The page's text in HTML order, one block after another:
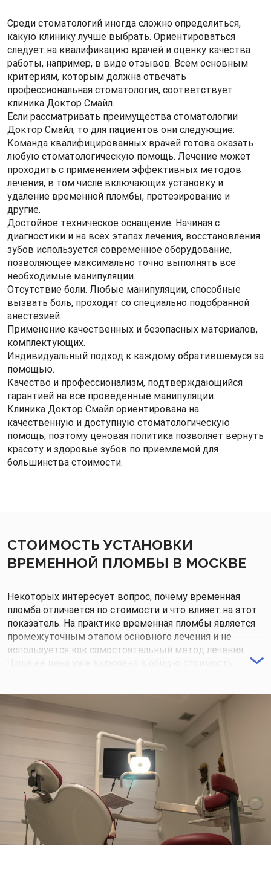
Среди стоматологий иногда сложно определиться,
какую клинику лучше выбрать. Ориентироваться
следует на квалификацию врачей и оценку качества
работы, например, в виде отзывов. Всем основным
критериям, которым должна отвечать
профессиональная стоматология, соответствует
клиника Доктор Смайл.
Если рассматривать преимущества стоматологии
Доктор Смайл, то для пациентов они следующие:
Команда квалифицированных врачей готова оказать
любую стоматологическую помощь. Лечение может
проходить с применением эффективных методов
лечения, в том числе включающих установку и
удаление временной пломбы, протезирование и
другие.
Достойное техническое оснащение. Начиная с
диагностики и на всех этапах лечения, восстановления
зубов используется современное оборудование,
позволяющее максимально точно выполнять все
необходимые манипуляции.
Отсутствие боли. Любые манипуляции, способные
вызвать боль, проходят со специально подобранной
анестезией.
Применение качественных и безопасных материалов,
комплектующих.
Индивидуальный подход к каждому обратившемуся за
помощью.
Качество и профессионализм, подтверждающийся
гарантией на все проведенные манипуляции.
Клиника Доктор Смайл ориентирована на
качественную и доступную стоматологическую
помощь, поэтому ценовая политика позволяет вернуть
красоту и здоровье зубов по приемлемой для
большинства стоимости.
СТОИМОСТЬ УСТАНОВКИ
ВРЕМЕННОЙ ПЛОМБЫ В МОСКВЕ
Некоторых интересует вопрос, почему временная
пломба отличается по стоимости и что влияет на этот
показатель. На практике временная пломбы является
промежуточным этапом основного лечения и не
используется как самостоятельный метод лечения.
Основным показателем, от которого зависит
стоимость пломбы – используемый материал и его
свойства. Если необходимо закрыть полость на
несколько дней, то используется искусственный
дентин и он обойдется дешевле, чем полимерный
состав, способный качественно выдерживать
нагрузки до трех недель.